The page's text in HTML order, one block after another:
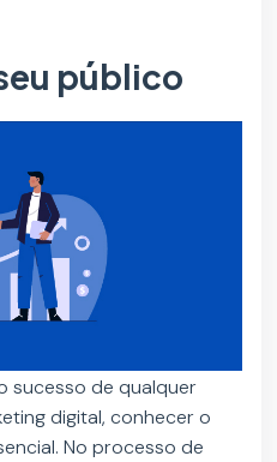
público
sucesso de qualquer
digital, conhecer o
No processo de